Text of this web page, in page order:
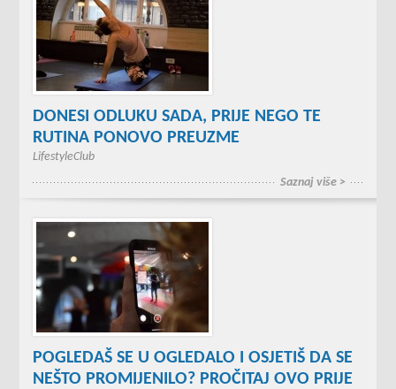
DONESI ODLUKU SADA, PRIJE NEGO TE
RUTINA PONOVO PREUZME
LifestyleClub
Saznaj više >
POGLEDAŠ SE U OGLEDALO I OSJETIŠ DA SE
NEŠTO PROMIJENILO? PROČITAJ OVO PRIJE